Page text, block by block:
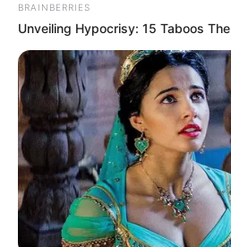
-G
⚖️O que é a PEC 14
A PEC 14 foi aprovada na
depende apenas doSenado. Ela
estratégica dos ACS e ACE no
cria umSistema de Proteção
específico para essas categorias.
BRAINBERRIES
Unveiling Hypocrisy: 15 Taboos